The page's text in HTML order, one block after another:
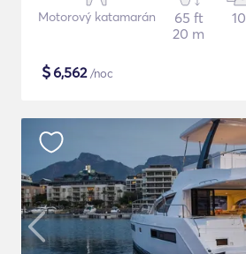
Motorový katamarán
65 ft
20 m
10
$6,562/noc